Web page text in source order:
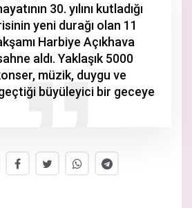
30. yılını kutladığı
yeni durağı olan 11
Harbiye Açıkhava
aldı. Yaklaşık 5000
müzik, duygu ve
büyüleyici bir geceye